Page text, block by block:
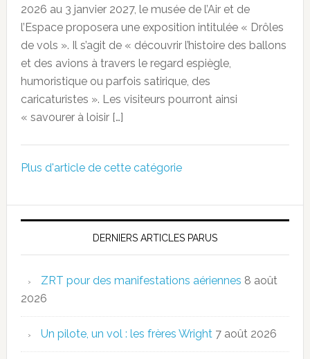
2026 au 3 janvier 2027, le musée de l’Air et de
l’Espace proposera une exposition intitulée « Drôles
de vols ». Il s’agit de « découvrir l’histoire des ballons
et des avions à travers le regard espiègle,
humoristique ou parfois satirique, des
caricaturistes ». Les visiteurs pourront ainsi
« savourer à loisir […]
Plus d'article de cette catégorie
DERNIERS ARTICLES PARUS
ZRT pour des manifestations aériennes 8 août
2026
Un pilote, un vol : les frères Wright 7 août 2026